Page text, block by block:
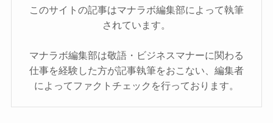
このサイトの記事はマナラボ編集部によって執筆
されています。
マナラボ編集部は敬語・ビジネスマナーに関わる
仕事を経験した方が記事執筆をおこない、編集者
によってファクトチェックを行っております。